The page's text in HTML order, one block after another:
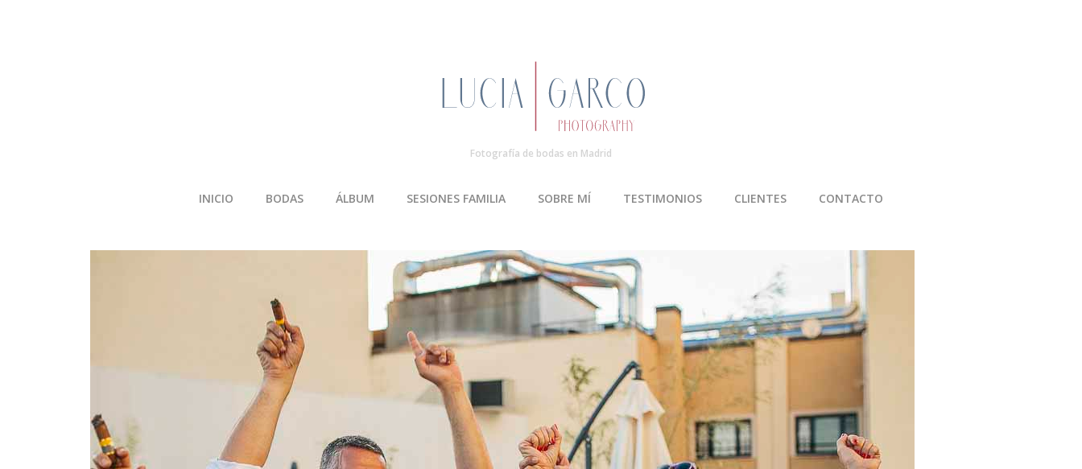
Fotografía de bodas en Madrid
INICIO BODAS ÁLBUM SESIONES FAMILIA SOBRE MÍ TESTIMONIOS CLIENTES CONTACTO